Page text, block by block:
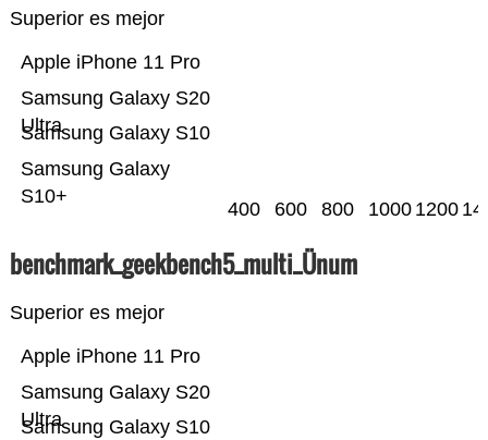
Superior es mejor
Samsung Galaxy
S10+
Samsung Galaxy S10
Samsung Galaxy S20
Ultra
Apple iPhone 11 Pro
400 600 800 1000 1200
benchmark_geekbench5_multi_Ünum
Superior es mejor
Samsung Galaxy S10
Samsung Galaxy S20
Ultra
Apple iPhone 11 Pro